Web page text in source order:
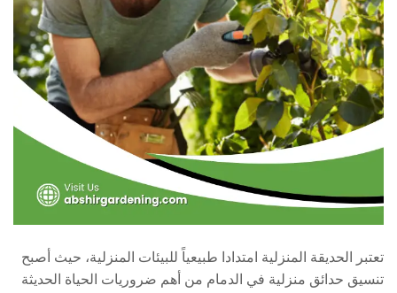
تعتبر الحديقة المنزلية امتدادا طبيعياً للبيئات المنزلية، حيث أصبح
تنسيق حدائق منزلية في الدمام من أهم ضروريات الحياة الحديثة